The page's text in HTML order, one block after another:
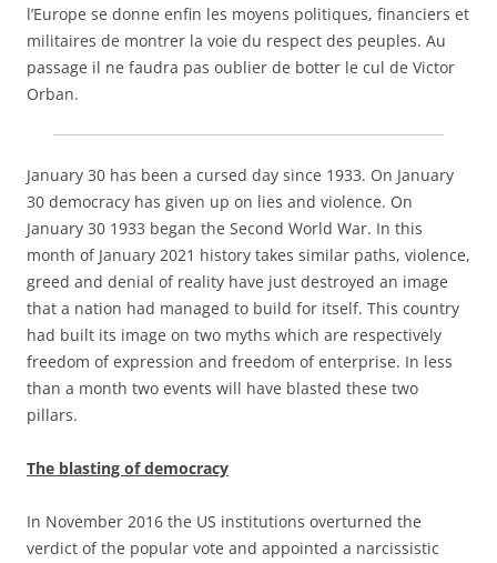
l’Europe se donne enfin les moyens politiques, financiers et
militaires de montrer la voie du respect des peuples. Au
passage il ne faudra pas oublier de botter le cul de Victor
Orban.
January 30 has been a cursed day since 1933. On January
30 democracy has given up on lies and violence. On
January 30 1933 began the Second World War. In this
month of January 2021 history takes similar paths, violence,
greed and denial of reality have just destroyed an image
that a nation had managed to build for itself. This country
had built its image on two myths which are respectively
freedom of expression and freedom of enterprise. In less
than a month two events will have blasted these two
pillars.
The blasting of democracy
In November 2016 the US institutions overturned the
verdict of the popular vote and appointed a narcissistic